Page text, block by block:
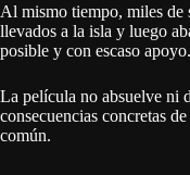
Al mismo tiempo, miles de
llevados a la isla y luego
posible y con escaso apoyo.
La película no absuelve ni
consecuencias concretas
común.